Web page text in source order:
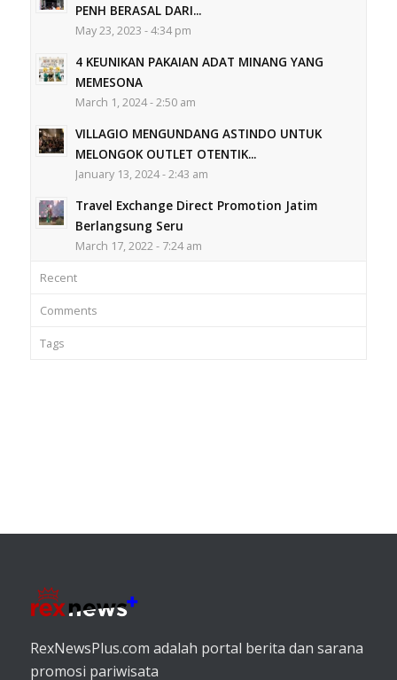
PENH BERASAL DARI...
May 23, 2023 - 4:34 pm
4 KEUNIKAN PAKAIAN ADAT MINANG YANG
MEMESONA
March 1, 2024 - 2:50 am
VILLAGIO MENGUNDANG ASTINDO UNTUK
MELONGOK OUTLET OTENTIK...
January 13, 2024 - 2:43 am
Travel Exchange Direct Promotion Jatim
Berlangsung Seru
March 17, 2022 - 7:24 am
Recent
Comments
Tags
RexNewsPlus.com adalah portal berita dan sarana
promosi pariwisata